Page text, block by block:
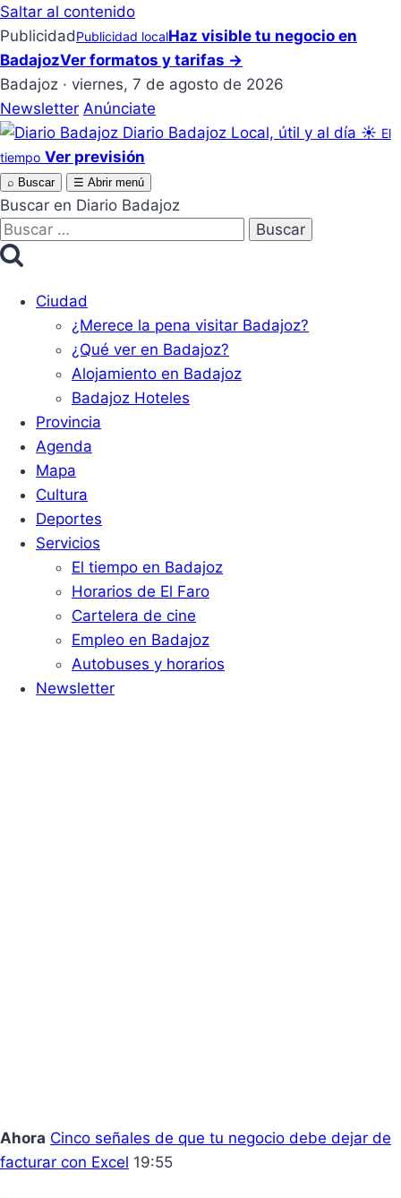
Saltar al contenido
PublicidadPublicidad localHaz visible tu negocio en
BadajozVer formatos y tarifas →
Badajoz · viernes, 7 de agosto de 2026
Newsletter Anúnciate
Diario Badajoz Local, útil y al día ☀ El
tiempo Ver previsión
⌕ Buscar ☰ Abrir menú
Buscar en Diario Badajoz
Buscar:
Ciudad
¿Merece la pena visitar Badajoz?
¿Qué ver en Badajoz?
Alojamiento en Badajoz
Badajoz Hoteles
Provincia
Agenda
Mapa
Cultura
Deportes
Servicios
El tiempo en Badajoz
Horarios de El Faro
Cartelera de cine
Empleo en Badajoz
Autobuses y horarios
Newsletter
Ahora Cinco señales de que tu negocio debe dejar de
facturar con Excel 19:55